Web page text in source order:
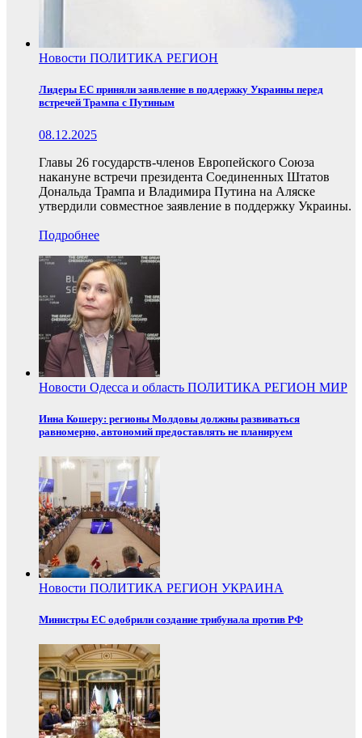
Новости ПОЛИТИКА РЕГИОН
Лидеры ЕС приняли заявление в поддержку Украины перед
встречей Трампа с Путиным
08.12.2025
Главы 26 государств-членов Европейского Союза
накануне встречи президента Соединенных Штатов
Дональда Трампа и Владимира Путина на Аляске
утвердили совместное заявление в поддержку Украины.
Подробнее
Новости Одесса и область ПОЛИТИКА РЕГИОН МИР
Инна Кошеру: регионы Молдовы должны развиваться
равномерно, автономий предоставлять не планируем
Новости ПОЛИТИКА РЕГИОН УКРАИНА
Министры ЕС одобрили создание трибунала против РФ